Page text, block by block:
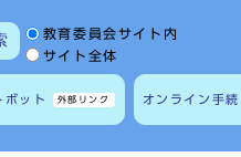
サイト内検索の範囲
教育委員会サイト内
サイト全体
ボット 外部リンク オンライン手